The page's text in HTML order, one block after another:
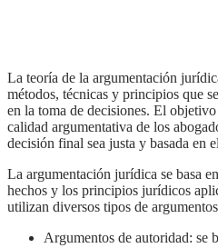
La teoría de la argumentación jurídica se enfoca en el estudio de los
métodos, técnicas y principios que
en la toma de decisiones. El
calidad argumentativa de los
decisión final sea justa y basada en
La argumentación jurídica se basa en la interpretación de la ley, los
hechos y los principios jurídicos
utilizan diversos tipos de
Argumentos de autoridad: se